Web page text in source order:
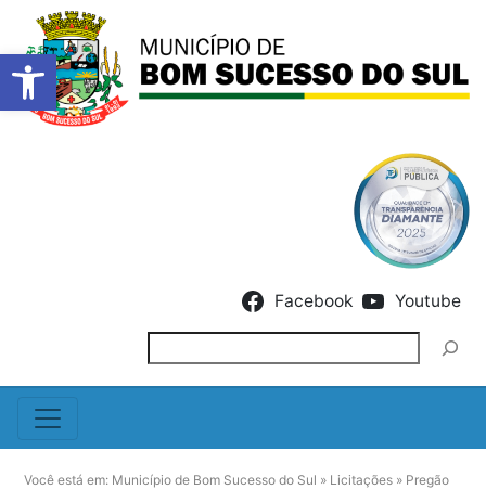
Barra de Ferramentas
Facebook Youtube
Você está em: Município de Bom Sucesso do Sul » Licitações » Pregão